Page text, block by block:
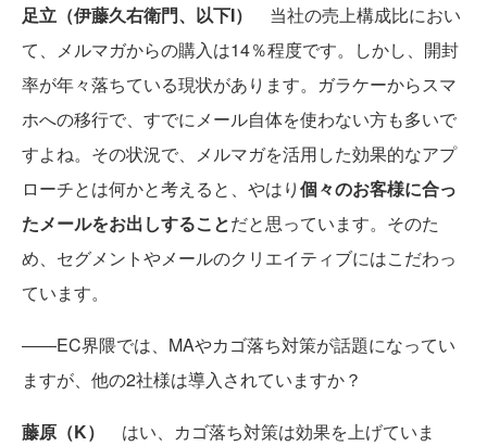
足立（伊藤久右衛門、以下I）
当社の売上構成比におい
て、メルマガからの購入は14％程度です。しかし、開封
率が年々落ちている現状があります。ガラケーからスマ
ホへの移行で、すでにメール自体を使わない方も多いで
すよね。その状況で、メルマガを活用した効果的なアプ
ローチとは何かと考えると、やはり個々のお客様に合っ
たメールをお出しすることだと思っています。そのた
め、セグメントやメールのクリエイティブにはこだわっ
ています。
――EC界隈では、MAやカゴ落ち対策が話題になってい
ますが、他の2社様は導入されていますか？
藤原（K）
はい、カゴ落ち対策は効果を上げていま